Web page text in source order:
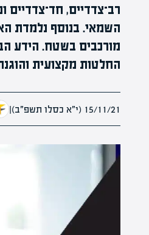
רב־צדדיים, חד־צדדיים
השמאי. בנוסף נלמדת
מורכבים בשטח. הידע
החלטות מקצועית
15/11/21 (י״א כסלו תשפ״ב) |